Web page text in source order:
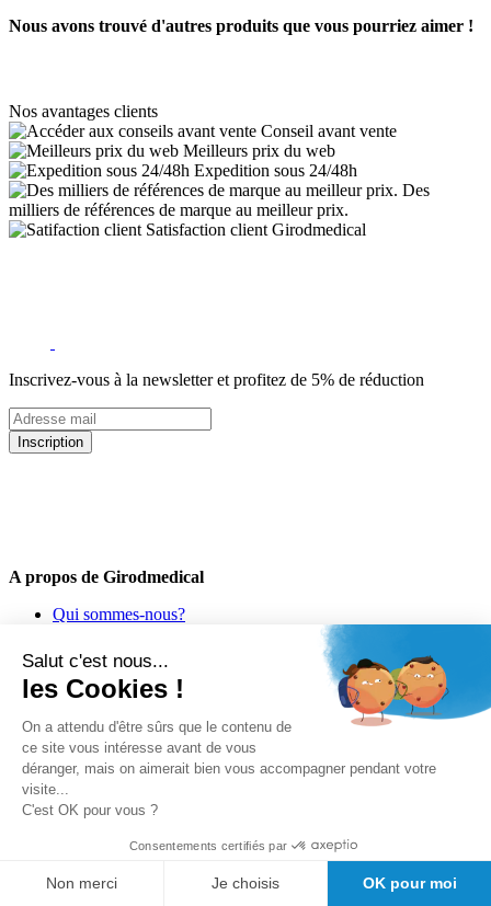
Nous avons trouvé d'autres produits que vous pourriez aimer !
Nos avantages clients
Conseil avant vente
Meilleurs prix du web
Expedition sous 24/48h
Des
milliers de références de marque au meilleur prix.
Satisfaction client Girodmedical
Inscrivez-vous à la newsletter et profitez de 5% de réduction
Inscription
A propos de Girodmedical
Qui sommes-nous?
Le Blog de GirodMedical
Nos engagements
Offre spéciale étudiants
Bon de commande PDF
Découvrez Doctolib pour les médecins
Découvrez Doctolib : le logiciel kiné
Salut c'est nous...
les Cookies !
On a attendu d'être sûrs que le contenu de
ce site vous intéresse avant de vous
déranger, mais on aimerait bien vous accompagner pendant votre
visite...
C'est OK pour vous ?
Consentements certifiés par
Non merci Je choisis OK pour moi